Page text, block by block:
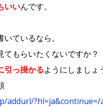
いいんです。
ているなら。
もらいたくないですか？
引っ掛かるようにしましょ
addurl/?hl=ja&continue=/